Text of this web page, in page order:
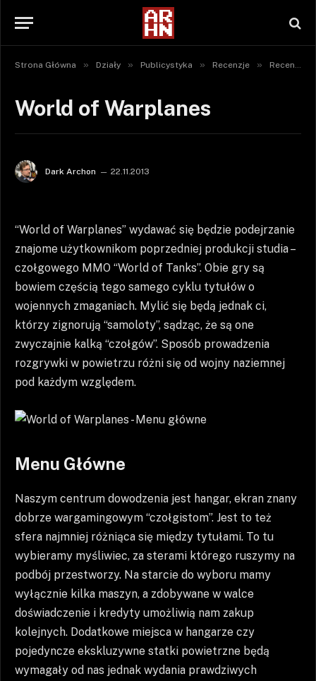
Strona Główna » Działy » Publicystyka » Recenzje » Recenzje gier
World of Warplanes
Dark Archon 22.11.2013
“World of Warplanes” wydawać się będzie podejrzanie
znajome użytkownikom poprzedniej produkcji studia –
czołgowego MMO “World of Tanks”. Obie gry są
bowiem częścią tego samego cyklu tytułów o
wojennych zmaganiach. Mylić się będą jednak ci,
którzy zignorują “samoloty”, sądząc, że są one
zwyczajnie kalką “czołgów”. Sposób prowadzenia
rozgrywki w powietrzu różni się od wojny naziemnej
pod każdym względem.
Menu Główne
Naszym centrum dowodzenia jest hangar, ekran znany
dobrze wargamingowym “czołgistom”. Jest to też
sfera najmniej różniąca się między tytułami. To tu
wybieramy myśliwiec, za sterami którego ruszymy na
podbój przestworzy. Na starcie do wyboru mamy
wyłącznie kilka maszyn, a zdobywane w walce
doświadczenie i kredyty umożliwią nam zakup
kolejnych. Dodatkowe miejsca w hangarze czy
pojedyncze ekskluzywne statki powietrzne będą
wymagały od nas jednak wydania prawdziwych